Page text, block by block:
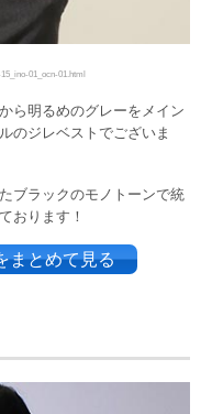
01_ocn-01.html
ら明るめのグレーをメイン
のジレベストでございま
ブラックのモノトーンで統
おります！
まとめて見る